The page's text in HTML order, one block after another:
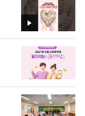
영
상